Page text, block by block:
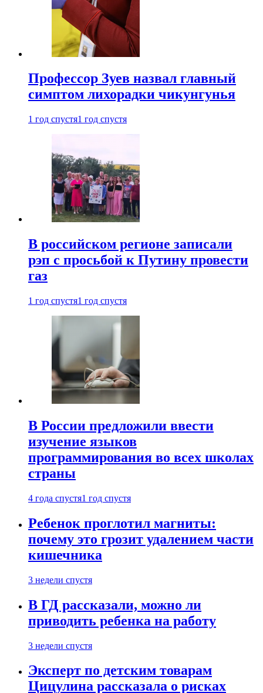
Профессор Зуев назвал главный
симптом лихорадки чикунгунья
1 год спустя1 год спустя
В российском регионе записали
рэп с просьбой к Путину провести
газ
1 год спустя1 год спустя
В России предложили ввести
изучение языков
программирования во всех школах
страны
4 года спустя1 год спустя
Ребенок проглотил магниты:
почему это грозит удалением части
кишечника
3 недели спустя
В ГД рассказали, можно ли
приводить ребенка на работу
3 недели спустя
Эксперт по детским товарам
Цицулина рассказала о рисках